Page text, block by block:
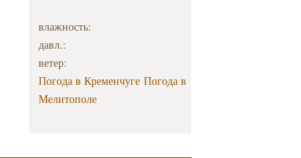
влажность:
давл.:
ветер:
Погода в Кременчуге Погода в
Мелитополе